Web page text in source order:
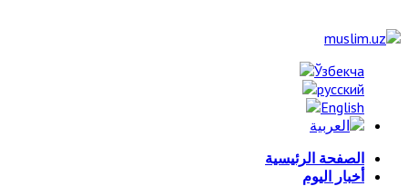
الصفحة الرئيسية
أخبار اليوم